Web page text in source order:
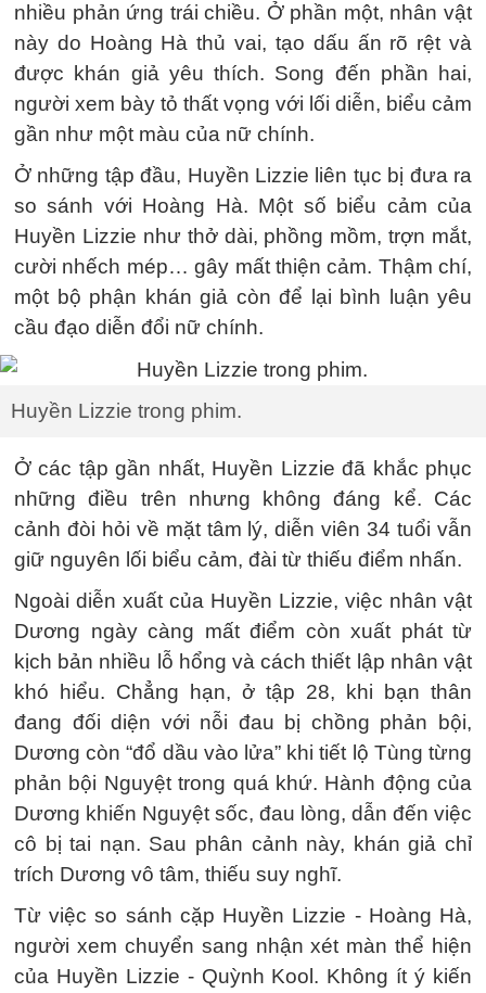
nhiều phản ứng trái chiều. Ở phần một, nhân vật
này do Hoàng Hà thủ vai, tạo dấu ấn rõ rệt và
được khán giả yêu thích. Song đến phần hai,
người xem bày tỏ thất vọng với lối diễn, biểu cảm
gần như một màu của nữ chính.
Ở những tập đầu, Huyền Lizzie liên tục bị đưa ra
so sánh với Hoàng Hà. Một số biểu cảm của
Huyền Lizzie như thở dài, phồng mồm, trợn mắt,
cười nhếch mép… gây mất thiện cảm. Thậm chí,
một bộ phận khán giả còn để lại bình luận yêu
cầu đạo diễn đổi nữ chính.
Huyền Lizzie trong phim.
Ở các tập gần nhất, Huyền Lizzie đã khắc phục
những điều trên nhưng không đáng kể. Các
cảnh đòi hỏi về mặt tâm lý, diễn viên 34 tuổi vẫn
giữ nguyên lối biểu cảm, đài từ thiếu điểm nhấn.
Ngoài diễn xuất của Huyền Lizzie, việc nhân vật
Dương ngày càng mất điểm còn xuất phát từ
kịch bản nhiều lỗ hổng và cách thiết lập nhân vật
khó hiểu. Chẳng hạn, ở tập 28, khi bạn thân
đang đối diện với nỗi đau bị chồng phản bội,
Dương còn “đổ dầu vào lửa” khi tiết lộ Tùng từng
phản bội Nguyệt trong quá khứ. Hành động của
Dương khiến Nguyệt sốc, đau lòng, dẫn đến việc
cô bị tai nạn. Sau phân cảnh này, khán giả chỉ
trích Dương vô tâm, thiếu suy nghĩ.
Từ việc so sánh cặp Huyền Lizzie - Hoàng Hà,
người xem chuyển sang nhận xét màn thể hiện
của Huyền Lizzie - Quỳnh Kool. Không ít ý kiến